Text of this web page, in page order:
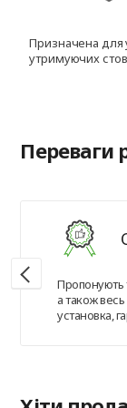
Призначена для
утримуючих
Переваги
Пропонують
а також
установка,